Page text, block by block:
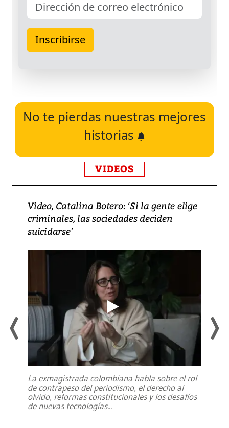
No te pierdas nuestras mejores
historias
VIDEOS
Video, Catalina Botero: ‘Si la gente elige
criminales, las sociedades deciden
suicidarse’
La exmagistrada colombiana habla sobre el rol
de contrapeso del periodismo, el derecho al
olvido, reformas constitucionales y los desafíos
de nuevas tecnologías...